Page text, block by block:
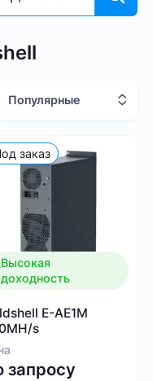
2 081 000
Популярные
заказ
Высокая
доходность
E-AE1M
s
запросу